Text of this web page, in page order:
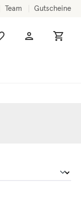
Team Gutscheine